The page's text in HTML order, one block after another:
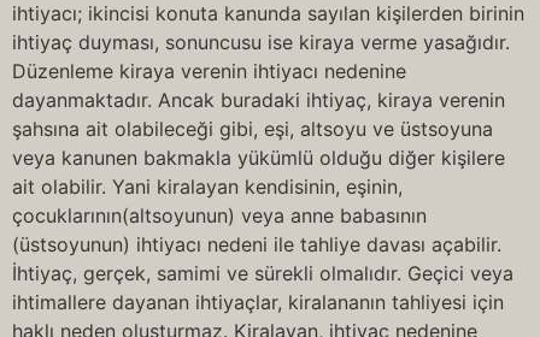
ihtiyacı; ikincisi konuta kanunda sayılan kişilerden birinin
ihtiyaç duyması, sonuncusu ise kiraya verme yasağıdır.
Düzenleme kiraya verenin ihtiyacı nedenine
dayanmaktadır. Ancak buradaki ihtiyaç, kiraya verenin
şahsına ait olabileceği gibi, eşi, altsoyu ve üstsoyuna
veya kanunen bakmakla yükümlü olduğu diğer kişilere
ait olabilir. Yani kiralayan kendisinin, eşinin,
çocuklarının(altsoyunun) veya anne babasının
(üstsoyunun) ihtiyacı nedeni ile tahliye davası açabilir.
İhtiyaç, gerçek, samimi ve sürekli olmalıdır. Geçici veya
ihtimallere dayanan ihtiyaçlar, kiralananın tahliyesi için
haklı neden oluşturmaz. Kiralayan, ihtiyaç nedenine